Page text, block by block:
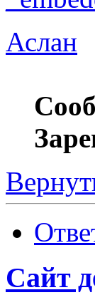
Аслан
Сайт